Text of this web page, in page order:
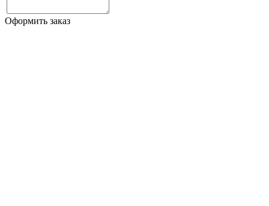
Оформить заказ